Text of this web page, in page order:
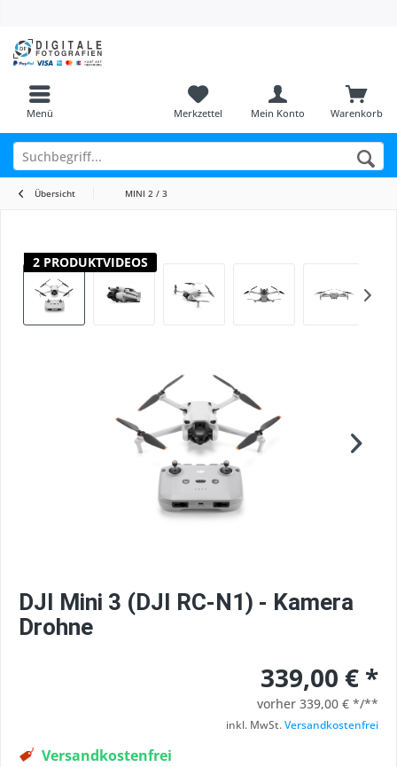
Menü Warenkorb
Merkzettel Mein Konto
Übersicht MINI 2 / 3
2 PRODUKTVIDEOS
DJI Mini 3 (DJI RC-N1) - Kamera
Drohne
339,00 € *
vorher 339,00 € */**
inkl. MwSt.Versandkostenfrei
Versandkostenfrei